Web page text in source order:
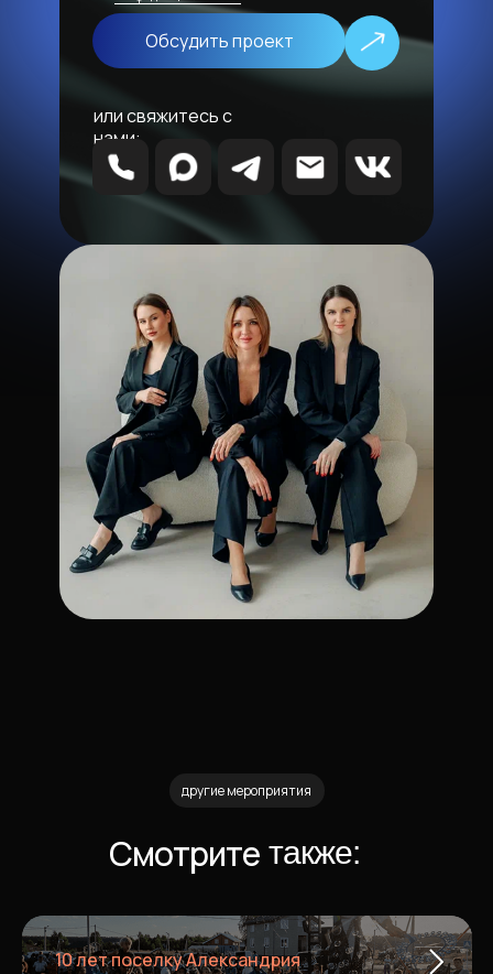
или свяжитесь с
нами:
Обсудить проект
также:
Смотрите
другие мероприятия
10 лет поселку Александрия